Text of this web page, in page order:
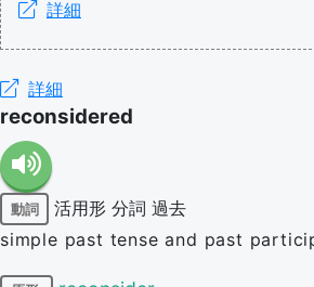
詳細
詳細
reconsidered
動詞 活用形 分詞 過去
simple past tense and past